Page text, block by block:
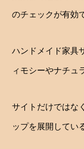
のチェックが有効
ハンドメイド家具
ィモシーやナチュ
サイトだけではな
ップを展開してい